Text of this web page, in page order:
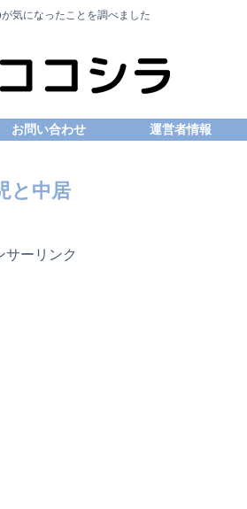
気になったことを調べました
お問い合わせ 運営者情報
と中居
ンサーリンク